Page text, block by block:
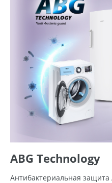
ABG Technology
Антибактериальная защита